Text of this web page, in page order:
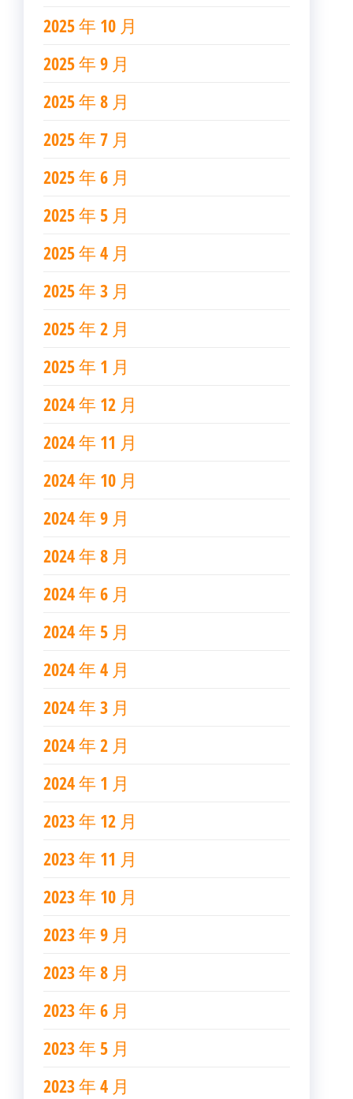
2025 年 10 月
2025 年 9 月
2025 年 8 月
2025 年 7 月
2025 年 6 月
2025 年 5 月
2025 年 4 月
2025 年 3 月
2025 年 2 月
2025 年 1 月
2024 年 12 月
2024 年 11 月
2024 年 10 月
2024 年 9 月
2024 年 8 月
2024 年 6 月
2024 年 5 月
2024 年 4 月
2024 年 3 月
2024 年 2 月
2024 年 1 月
2023 年 12 月
2023 年 11 月
2023 年 10 月
2023 年 9 月
2023 年 8 月
2023 年 6 月
2023 年 5 月
2023 年 4 月